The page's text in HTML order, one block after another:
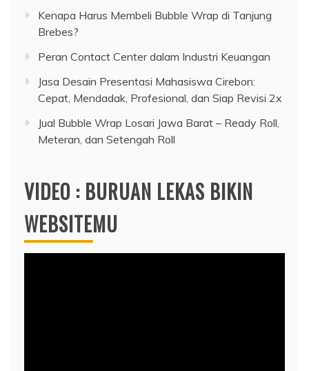
Kenapa Harus Membeli Bubble Wrap di Tanjung
Brebes?
Peran Contact Center dalam Industri Keuangan
Jasa Desain Presentasi Mahasiswa Cirebon:
Cepat, Mendadak, Profesional, dan Siap Revisi 2x
Jual Bubble Wrap Losari Jawa Barat – Ready Roll,
Meteran, dan Setengah Roll
VIDEO : BURUAN LEKAS BIKIN
WEBSITEMU